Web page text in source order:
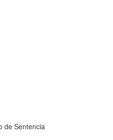
de Sentencia